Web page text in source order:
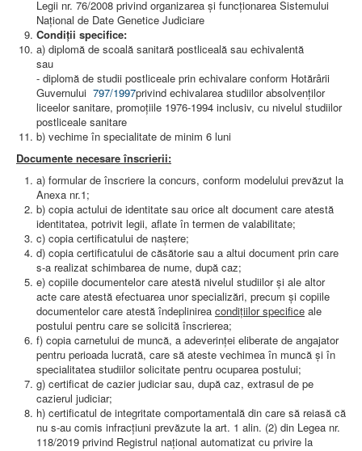
Legii nr. 76/2008 privind organizarea şi funcţionarea Sistemului
Naţional de Date Genetice Judiciare
Condiţii specifice:
a) diplomă de scoală sanitară postliceală sau echivalentă
sau
- diplomă de studii postliceale prin echivalare conform Hotărârii
Guvernului 797/1997privind echivalarea studiilor absolvenților
liceelor sanitare, promoțiile 1976-1994 inclusiv, cu nivelul studiilor
postliceale sanitare
b) vechime în specialitate de minim 6 luni
Documente necesare înscrierii:
a) formular de înscriere la concurs, conform modelului prevăzut la
Anexa nr.1;
b) copia actului de identitate sau orice alt document care atestă
identitatea, potrivit legii, aflate în termen de valabilitate;
c) copia certificatului de naștere;
d) copia certificatului de căsătorie sau a altui document prin care
s-a realizat schimbarea de nume, după caz;
e) copiile documentelor care atestă nivelul studiilor şi ale altor
acte care atestă efectuarea unor specializări, precum şi copiile
documentelor care atestă îndeplinirea condiţiilor specifice ale
postului pentru care se solicită înscrierea;
f) copia carnetului de muncă, a adeverinţei eliberate de angajator
pentru perioada lucrată, care să ateste vechimea în muncă şi în
specialitatea studiilor solicitate pentru ocuparea postului;
g) certificat de cazier judiciar sau, după caz, extrasul de pe
cazierul judiciar;
h) certificatul de integritate comportamentală din care să reiasă că
nu s-au comis infracţiuni prevăzute la art. 1 alin. (2) din Legea nr.
118/2019 privind Registrul naţional automatizat cu privire la